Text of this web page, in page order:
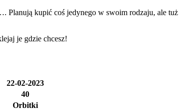
kupić coś jedynego w swoim rodzaju, ale
je gdzie chcesz!
22-02-2023
40
Orbitki